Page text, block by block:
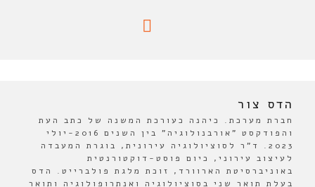
הדס צור
חברת מערכת. כיהנה כעורכת המשנה של כתב העת
והפודקסט "אורבנולוגיה" בין השנים 2016-יולי
2023. ד"ר לסוציולוגיה עירונית, בוגרת המעבדה
לעיצוב עירוני, כיום פוסט-דוקטורנטית
באוניברסיטת הארוורד, זוכת מלגת פולברייט. הדס
בעלת תואר שני בסוציולוגיה ואנתרופולוגיה ותואר